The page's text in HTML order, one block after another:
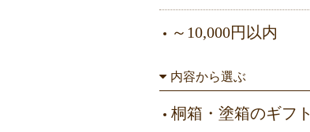
～10,000円以内
内容から選ぶ
桐箱・塗箱のギフト